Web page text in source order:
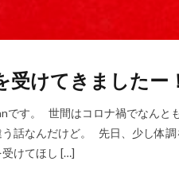
受けてきましたー
です。 世間はコロナ禍でなんと
話なんだけど。 先日、少し体
けてほし […]